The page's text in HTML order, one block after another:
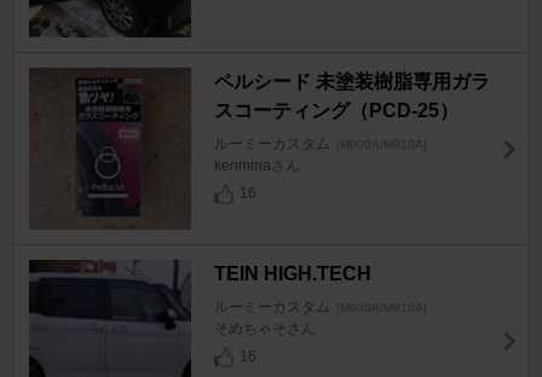
ペルシード 未塗装樹脂専用ガラ
スコーティング（PCD-25）
ルーミーカスタム [M900A/M910A]
kenminaさん
16
TEIN HIGH.TECH
ルーミーカスタム [M900A/M910A]
そめちゃそさん
16